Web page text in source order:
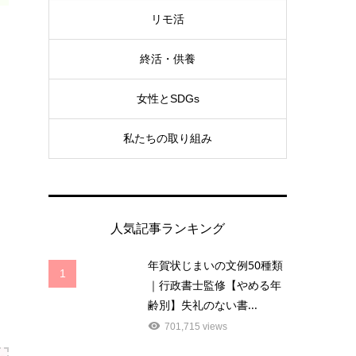
リモ活
終活・供養
女性とSDGs
私たちの取り組み
人気記事ランキング
1
年賀状じまいの文例50種類
｜行政書士監修【やめる年
齢別】失礼のない書...
701,715 views